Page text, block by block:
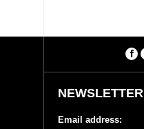
NEWSLETTER
Email address: